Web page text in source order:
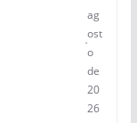
ag
ost
o
de
20
26